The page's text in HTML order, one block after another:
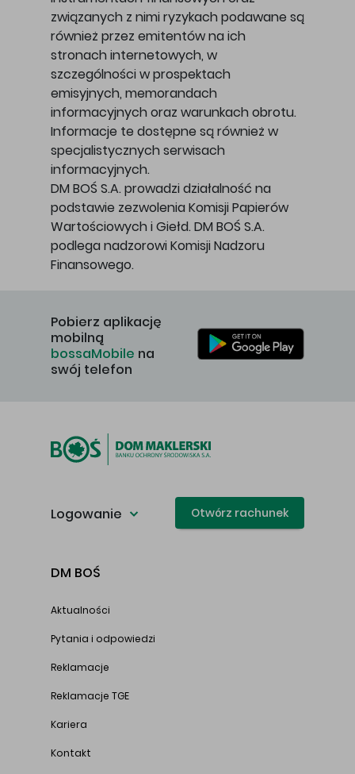
związanych z nimi ryzykach podawane są
również przez emitentów na ich
stronach internetowych, w
szczególności w prospektach
emisyjnych, memorandach
informacyjnych oraz warunkach obrotu.
Informacje te dostępne są również w
specjalistycznych serwisach
informacyjnych.
DM BOŚ S.A. prowadzi działalność na
podstawie zezwolenia Komisji Papierów
Wartościowych i Giełd. DM BOŚ S.A.
podlega nadzorowi Komisji Nadzoru
Finansowego.
Pobierz aplikację
mobilną
bossaMobile na
swój telefon
Logowanie Otwórz rachunek
DM BOŚ
Aktualności
Pytania i odpowiedzi
Reklamacje
Reklamacje TGE
Kariera
Kontakt